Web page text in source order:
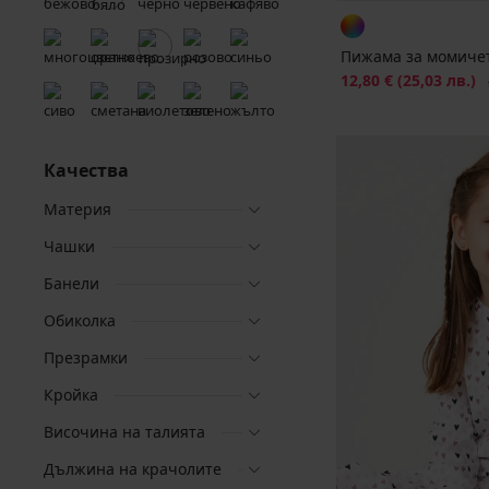
Качества
Материя
Чашки
Банели
Обиколка
Презрамки
Кройка
Височина на талията
Дължина на крачолите
Пижама за
Намаление
12,80 € (25,03 лв.)